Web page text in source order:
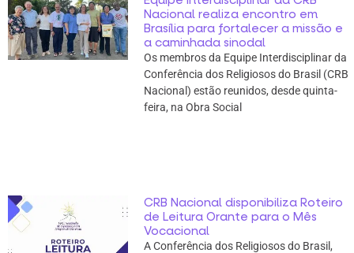
Nacional realiza encontro em
Brasília para fortalecer a missão e
a caminhada sinodal
Os membros da Equipe Interdisciplinar da
Conferência dos Religiosos do Brasil (CRB
Nacional) estão reunidos, desde quinta-
feira, na Obra Social
CRB Nacional disponibiliza Roteiro
de Leitura Orante para o Mês
Vocacional
A Conferência dos Religiosos do Brasil,